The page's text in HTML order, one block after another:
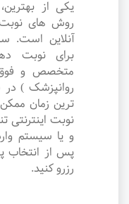
یکی از
روش های
آنلاین است.
برای نوبت
متخصص و
روانپزشک ) در
ترین زمان
نوبت
و یا سیستم
پس از انتخاب
رزرو کنید.